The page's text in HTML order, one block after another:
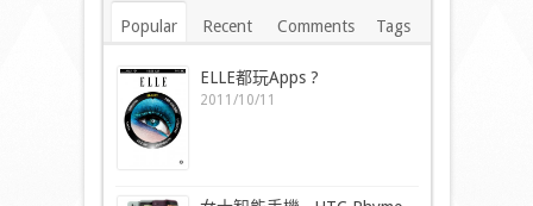
Popular Recent Comments Tags
ELLE都玩Apps ?
2011/10/11